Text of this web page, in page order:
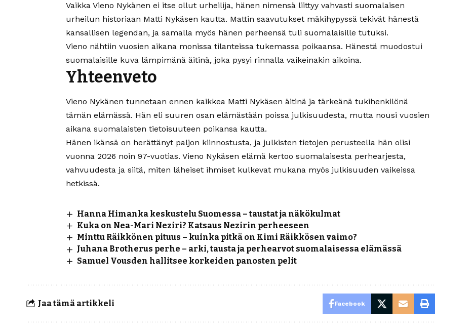
Vaikka Vieno Nykänen ei itse ollut urheilija, hänen nimensä liittyy vahvasti suomalaisen
urheilun historiaan Matti Nykäsen kautta. Mattin saavutukset mäkihypyssä tekivät hänestä
kansallisen legendan, ja samalla myös hänen perheensä tuli suomalaisille tutuksi.
Vieno nähtiin vuosien aikana monissa tilanteissa tukemassa poikaansa. Hänestä muodostui
suomalaisille kuva lämpimänä äitinä, joka pysyi rinnalla vaikeinakin aikoina.
Yhteenveto
Vieno Nykänen tunnetaan ennen kaikkea Matti Nykäsen äitinä ja tärkeänä tukihenkilönä
tämän elämässä. Hän eli suuren osan elämästään poissa julkisuudesta, mutta nousi vuosien
aikana suomalaisten tietoisuuteen poikansa kautta.
Hänen ikänsä on herättänyt paljon kiinnostusta, ja julkisten tietojen perusteella hän olisi
vuonna 2026 noin 97-vuotias. Vieno Nykäsen elämä kertoo suomalaisesta perhearjesta,
vahvuudesta ja siitä, miten läheiset ihmiset kulkevat mukana myös julkisuuden vaikeissa
hetkissä.
Hanna Himanka keskustelu Suomessa – taustat ja näkökulmat
Kuka on Nea-Mari Neziri? Katsaus Nezirin perheeseen
Minttu Räikkönen pituus – kuinka pitkä on Kimi Räikkösen vaimo?
Juhana Brotherus perhe – arki, tausta ja perhearvot suomalaisessa elämässä
Samuel Vousden hallitsee korkeiden panosten pelit
Jaa tämä artikkeli Facebook